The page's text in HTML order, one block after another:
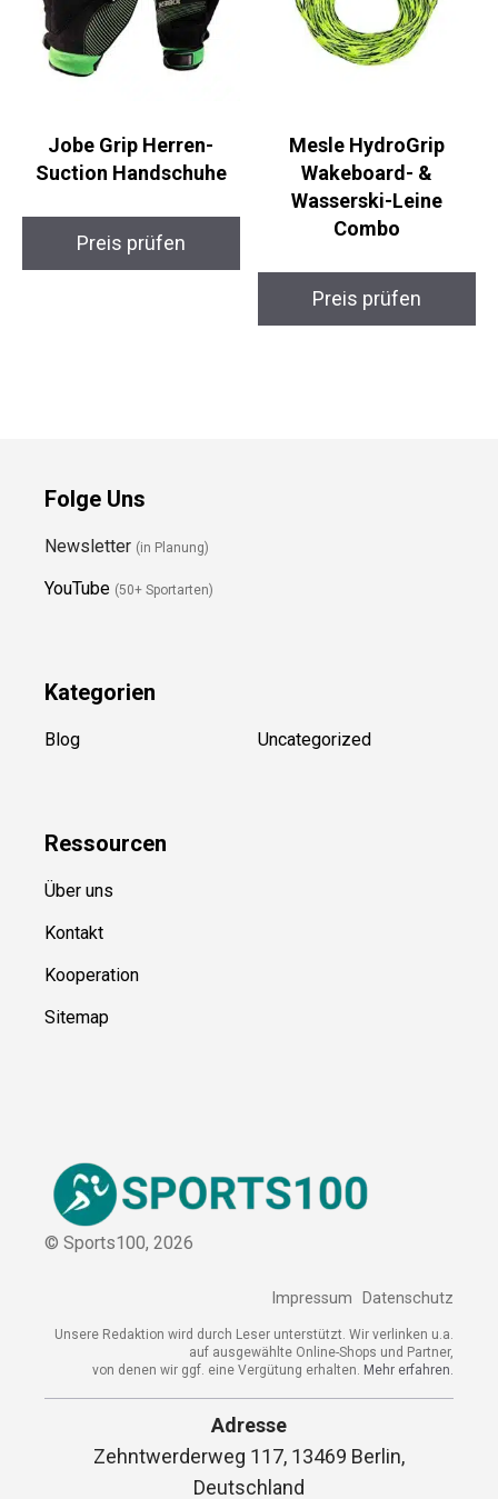
Jobe Grip Herren-
Suction Handschuhe
Preis prüfen
Mesle HydroGrip
Wakeboard- &
Wasserski-Leine
Combo
Preis prüfen
Folge Uns
Newsletter (in Planung)
YouTube (50+ Sportarten)
Kategorien
Blog Uncategorized
Ressourcen
Über uns
Kontakt
Kooperation
Sitemap
© Sports100, 2026
Impressum Datenschutz
Unsere Redaktion wird durch Leser unterstützt. Wir verlinken u.a.
auf ausgewählte Online-Shops und Partner,
von denen wir ggf. eine Vergütung erhalten. Mehr erfahren.
Adresse
Zehntwerderweg 117, 13469 Berlin,
Deutschland